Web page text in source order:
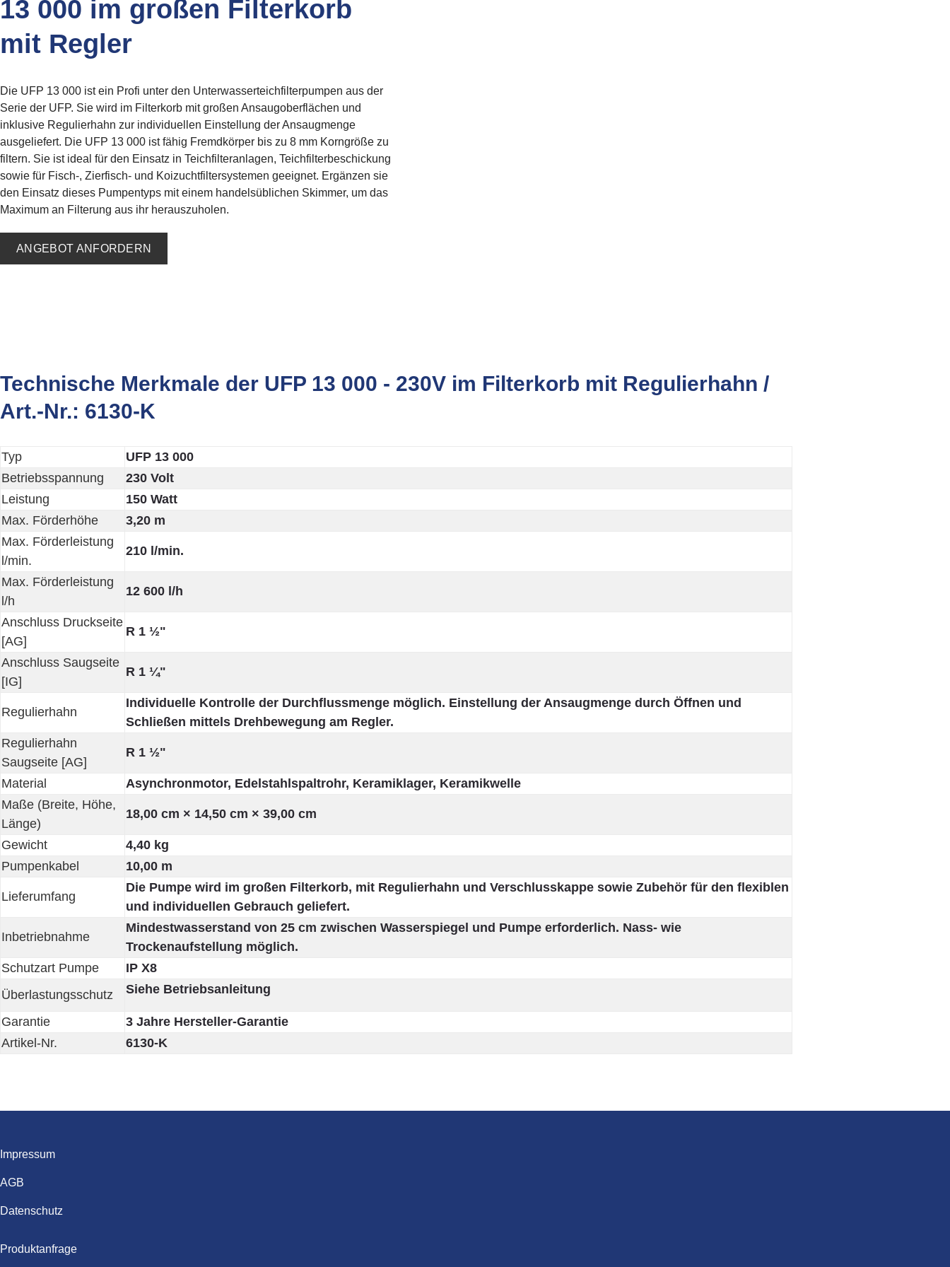
13 000 im großen Filterkorb
mit Regler
Die UFP 13 000 ist ein Profi unter den Unterwasserteichfilterpumpen aus der
Serie der UFP. Sie wird im Filterkorb mit großen Ansaugoberflächen und
inklusive Regulierhahn zur individuellen Einstellung der Ansaugmenge
ausgeliefert. Die UFP 13 000 ist fähig Fremdkörper bis zu 8 mm Korngröße zu
filtern. Sie ist ideal für den Einsatz in Teichfilteranlagen, Teichfilterbeschickung
sowie für Fisch-, Zierfisch- und Koizuchtfiltersystemen geeignet. Ergänzen sie
den Einsatz dieses Pumpentyps mit einem handelsüblichen Skimmer, um das
Maximum an Filterung aus ihr herauszuholen.
ANGEBOT ANFORDERN
Technische Merkmale der UFP 13 000 - 230V im Filterkorb mit Regulierhahn /
Art.-Nr.: 6130-K
Typ
UFP 13 000
Betriebsspannung
230 Volt
Leistung
150 Watt
Max. Förderhöhe
3,20 m
Max. Förderleistung
l/min.
210 l/min.
Max. Förderleistung
l/h
12 600 l/h
Anschluss Druckseite
[AG]
R 1 ½"
Anschluss Saugseite
[IG]
R 1 ¼"
Regulierhahn
Individuelle Kontrolle der Durchflussmenge möglich. Einstellung der Ansaugmenge durch Öffnen und
Schließen mittels Drehbewegung am Regler.
Regulierhahn
Saugseite [AG]
R 1 ½"
Material
Asynchronmotor, Edelstahlspaltrohr, Keramiklager, Keramikwelle
Maße (Breite, Höhe,
Länge)
18,00 cm × 14,50 cm × 39,00 cm
Gewicht
4,40 kg
Pumpenkabel
10,00 m
Lieferumfang
Die Pumpe wird im großen Filterkorb, mit Regulierhahn und Verschlusskappe sowie Zubehör für den flexiblen
und individuellen Gebrauch geliefert.
Inbetriebnahme
Mindestwasserstand von 25 cm zwischen Wasserspiegel und Pumpe erforderlich. Nass- wie
Trockenaufstellung möglich.
Schutzart Pumpe
IP X8
Überlastungsschutz
Siehe Betriebsanleitung
Garantie
3 Jahre Hersteller-Garantie
Artikel-Nr.
6130-K
Impressum
AGB
Datenschutz
Produktanfrage